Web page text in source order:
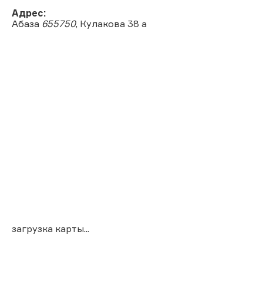
Адрес:
Абаза 655750, Кулакова 38 а
загрузка карты...